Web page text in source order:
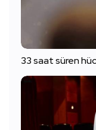
33 saat süren